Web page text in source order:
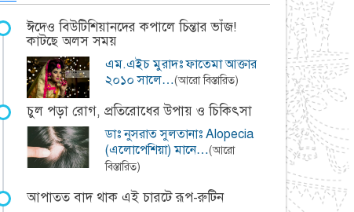
ঈদেও বিউটিশিয়ানদের কপালে চিন্তার ভাঁজ!
কাটছে অলস সময়
এম.এইচ মুরাদঃ ফাতেমা আক্তার
২০১০ সালে…(আরো বিস্তারিত)
চুল পড়া রোগ, প্রতিরোধের উপায় ও চিকিৎসা
ডাঃ নুসরাত সুলতানাঃ Alopecia
(এলোপেশিয়া) মানে…(আরো
বিস্তারিত)
আপাতত বাদ থাক এই চারটে রূপ-রুটিন